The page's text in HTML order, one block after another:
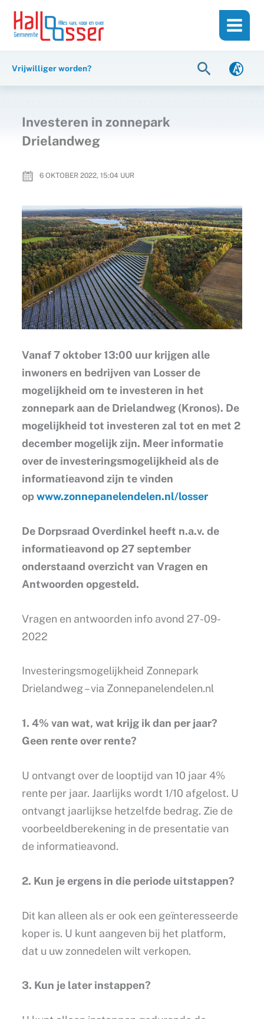
inhoud
naar
Vrijwilliger worden? Zoeken
Investeren in zonnepark
Drielandweg
6 OKTOBER 2022, 15:04 UUR
Vanaf 7 oktober 13:00 uur krijgen alle
inwoners en bedrijven van Losser de
mogelijkheid om te investeren in het
zonnepark aan de Drielandweg (Kronos). De
mogelijkheid tot investeren zal tot en met 2
december mogelijk zijn. Meer informatie
over de investeringsmogelijkheid als de
informatieavond zijn te vinden
opwww.zonnepanelendelen.nl/losser
De Dorpsraad Overdinkel heeft n.a.v. de
informatieavond op 27 september
onderstaand overzicht van Vragen en
Antwoorden opgesteld.
Vragen en antwoorden info avond 27-09-
2022
Investeringsmogelijkheid Zonnepark
Drielandweg – via Zonnepanelendelen.nl
1. 4% van wat, wat krijg ik dan per jaar?
Geen rente over rente?
U ontvangt over de looptijd van 10 jaar 4%
rente per jaar. Jaarlijks wordt 1/10 afgelost. U
ontvangt jaarlijkse hetzelfde bedrag. Zie de
voorbeeldberekening in de presentatie van
de informatieavond.
2. Kun je ergens in die periode uitstappen?
Dit kan alleen als er ook een geïnteresseerde
koper is. U kunt aangeven bij het platform,
dat u uw zonnedelen wilt verkopen.
3. Kun je later instappen?